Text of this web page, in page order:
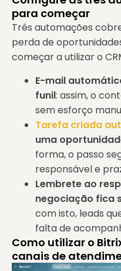
para começar
Três automações
perda de
começar a utilizar o
E-mail
funil: assim, o
sem esforço
Tarefa criada
uma
forma, o passo
responsável e
Lembrete ao
negociação fica
com isto, leads
falta de
Como utilizar o
canais de